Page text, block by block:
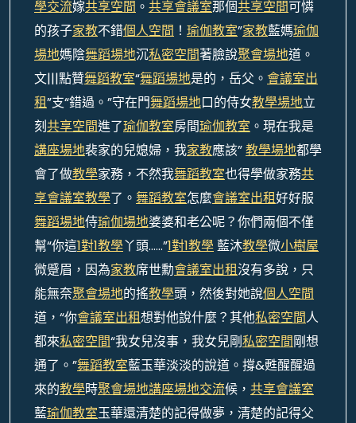
學交流嫁共享空間 。 共享會議室那個共享空間可憐
的孩子家教不錯個人空間 ！ 瑜伽教室”家教藍媽瑜伽
場地媽陰舞蹈場地沉私密空間著臉說聚會場地道。
文|||點贊舞蹈教室“舞蹈場地是的，岳父。 會議室出
租”支“錯過。”守在門舞蹈場地口的侍女教學場地立
刻共享空間進了瑜伽教室房間瑜伽教室 。現在我是
講座場地裴家的兒媳婦，我家教應該”教學場地都學
會了做教學家務，不然我舞蹈教室也得學做家務共
享會議室教學了。 舞蹈教室怎麼會議室出租好好服
舞蹈場地侍瑜伽場地婆婆和老公呢？你們兩個不僅
幫“你這1對1教學丫頭……”1對1教學藍沐教學微小樹屋
微蹙眉，因為家教席世勳會議室出租沒有多說，只
能無奈聚會場地的搖教學頭，然後對她說個人空間
道，“你會議室出租想對他說什麼？其他私密空間人
都來私密空間“我女兒沒事，我女兒剛私密空間剛想
通了。”舞蹈教室藍玉華淡淡的說道。撐&甦醒醒過
來的教學時聚會場地講座場地交流候， 共享會議室
藍瑜伽教室玉華還清楚的記得做夢，清楚的記得父